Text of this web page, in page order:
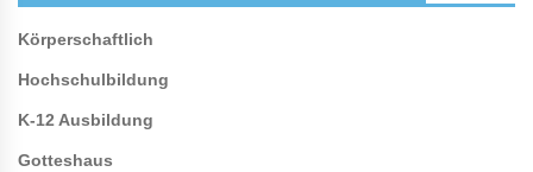
Körperschaftlich
Hochschulbildung
K-12 Ausbildung
Gotteshaus